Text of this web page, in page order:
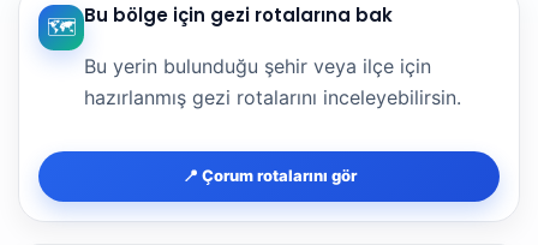
🗺️ Bu bölge için gezi rotalarına bak
Bu yerin bulunduğu şehir veya ilçe için
hazırlanmış gezi rotalarını inceleyebilirsin.
📍 Çorum rotalarını gör